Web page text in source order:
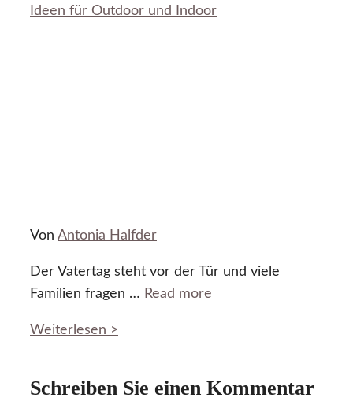
Ideen für Outdoor und Indoor
Von Antonia Halfder
Der Vatertag steht vor der Tür und viele
Familien fragen … Read more
Weiterlesen >
Schreiben Sie einen Kommentar